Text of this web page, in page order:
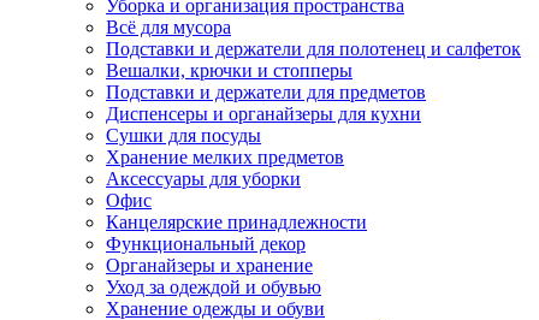
Уборка и организация пространства
Всё для мусора
Подставки и держатели для полотенец и салфеток
Вешалки, крючки и стопперы
Подставки и держатели для предметов
Диспенсеры и органайзеры для кухни
Сушки для посуды
Хранение мелких предметов
Аксессуары для уборки
Офис
Канцелярские принадлежности
Функциональный декор
Органайзеры и хранение
Уход за одеждой и обувью
Хранение одежды и обуви